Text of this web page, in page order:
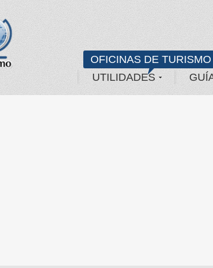
OFICINAS DE TURISMO
UTILIDADES